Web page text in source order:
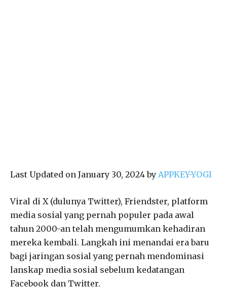
Last Updated on January 30, 2024 by APPKEY-YOGI
Viral di X (dulunya Twitter), Friendster, platform
media sosial yang pernah populer pada awal
tahun 2000-an telah mengumumkan kehadiran
mereka kembali. Langkah ini menandai era baru
bagi jaringan sosial yang pernah mendominasi
lanskap media sosial sebelum kedatangan
Facebook dan Twitter.